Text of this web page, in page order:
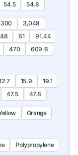
54.5 54.8
3,048
61
91.44
470
609.6
15.9
19.1
47.5 47.8
Orange
Polypropylene